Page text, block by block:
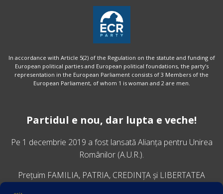
In accordance with Article 5(2) of the Regulation on the statute and funding of
European political parties and European political foundations, the party’s
representation in the European Parliament consists of 3 Members of the
European Parliament, of whom 1 is woman and 2 are men.
Partidul e nou, dar lupta e veche!
Pe 1 decembrie 2019 a fost lansatăAlianța pentru Unirea
Românilor (A.U.R.).
Prețuim FAMILIA, PATRIA, CREDINȚA și LIBERTATEA